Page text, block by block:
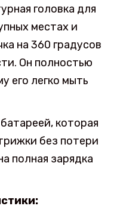
головка для
местах и
на 360 градусов
Он полностью
его легко мыть
которая
без потери
полная зарядка